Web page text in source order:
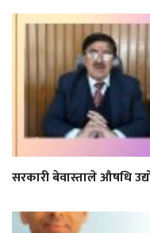
सरकारी बेवास्ताले औषधि